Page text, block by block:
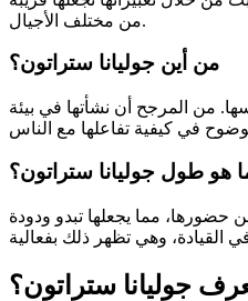
من مختلف الأجيال.
من أين جوليانا ستراتون؟
من المرجح أن نشأتها في بيئة
هو طول جوليانا ستراتون؟
حضورها، مما يجعلها تبدو ودودة
جوليانا ستراتون؟